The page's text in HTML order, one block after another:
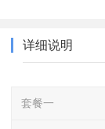
详细说明
套餐一